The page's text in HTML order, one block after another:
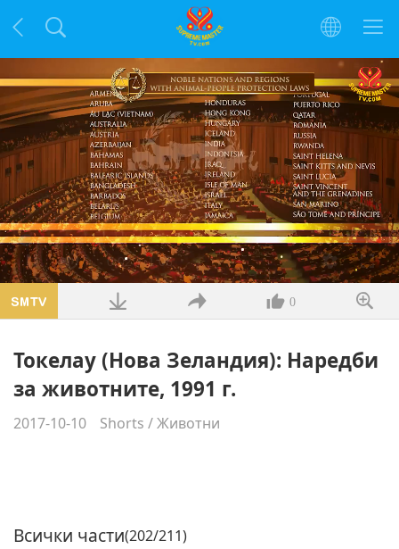
Без
звук
/
Заредено:
29.00%
Качество
0
Токелау (Нова Зеландия): Наредби
за животните, 1991 г.
2017-10-10 Shorts /Животни
Всички части(202/211)